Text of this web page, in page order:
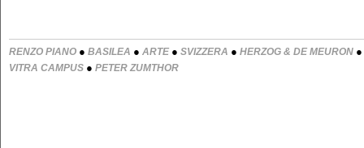
RENZO PIANO ● BASILEA ● ARTE ● SVIZZERA ● HERZOG & DE MEURON ●
VITRA CAMPUS ● PETER ZUMTHOR